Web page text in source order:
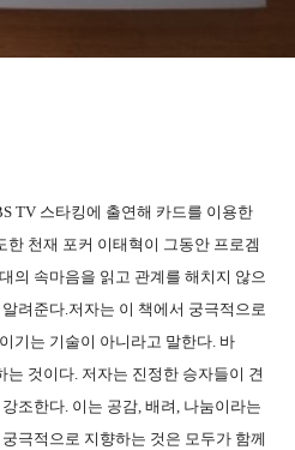
TV 스타킹에 출연해 카드를 이용한
천재 포커 이태혁이 그동안 프로겜
의 속마음을 읽고 관계를 해치지 않으
려준다.저자는 이 책에서 궁극적으로
기는 기술이 아니라고 말한다. 바
는 것이다. 저자는 진정한 승자들이 견
조한다. 이는 공감, 배려, 나눔이라는
극적으로 지향하는 것은 모두가 함께